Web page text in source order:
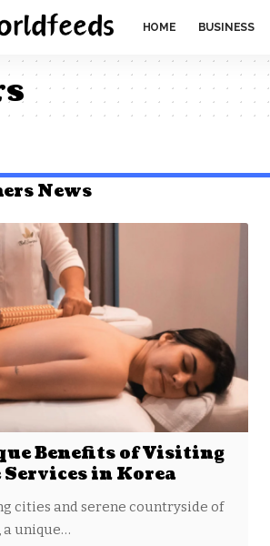
HOME BUSINESS
News
Benefits of Visiting
Services in Korea
cities and serene countryside of
a unique…